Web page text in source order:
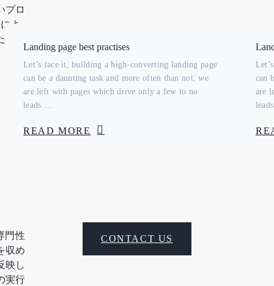
プロ
よ
て
門性
収め
映し
実行
Landing page best practises
Let’s face it, building a high-converting landing page
can be a daunting task and more often than not, we
are left with pages which drive only a few to no
leads….
READ MORE
can
are
CONTACT US